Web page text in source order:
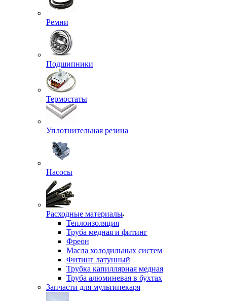
Ремни
Подшипники
Термостаты
Уплотнительная резина
Насосы
Расходные материалы
Теплоизоляция
Труба медная и фитинг
Фреон
Масла холодильных систем
Фитинг латунный
Трубка капиллярная медная
Труба алюминевая в бухтах
Запчасти для мультипекаря